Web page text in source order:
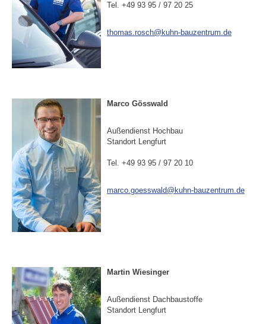
Tel. +49 93 95 / 97 20 25
thomas.rosch@kuhn-bauzentrum.de
Marco Gösswald
Außendienst Hochbau
Standort Lengfurt
Tel. +49 93 95 / 97 20 10
marco.goesswald@kuhn-bauzentrum.de
Martin Wiesinger
Außendienst Dachbaustoffe
Standort Lengfurt